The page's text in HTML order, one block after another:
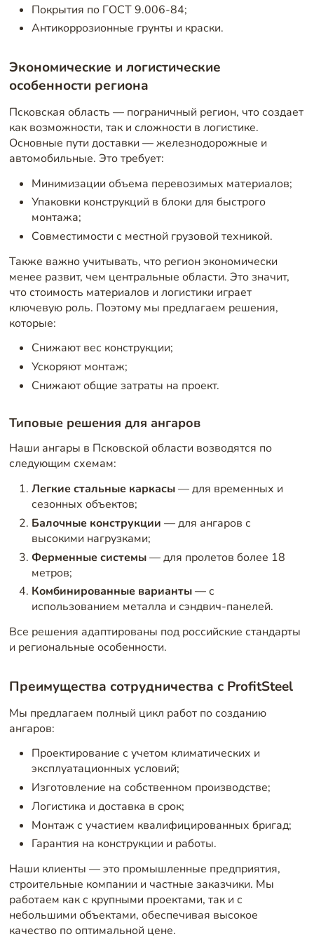
Покрытия по ГОСТ 9.006-84;
Антикоррозионные грунты и краски.
Экономические и логистические
особенности региона
Псковская область — пограничный регион, что создает
как возможности, так и сложности в логистике.
Основные пути доставки — железнодорожные и
автомобильные. Это требует:
Минимизации объема перевозимых материалов;
Упаковки конструкций в блоки для быстрого
монтажа;
Совместимости с местной грузовой техникой.
Также важно учитывать, что регион экономически
менее развит, чем центральные области. Это значит,
что стоимость материалов и логистики играет
ключевую роль. Поэтому мы предлагаем решения,
которые:
Снижают вес конструкции;
Ускоряют монтаж;
Снижают общие затраты на проект.
Типовые решения для ангаров
Наши ангары в Псковской области возводятся по
следующим схемам:
Легкие стальные каркасы— для временных и
сезонных объектов;
Балочные конструкции — для ангаров с
высокими нагрузками;
Ферменные системы— для пролетов более 18
метров;
Комбинированные варианты— с
использованием металла и сэндвич-панелей.
Все решения адаптированы под российские стандарты
и региональные особенности.
Преимущества сотрудничества с ProfitSteel
Мы предлагаем полный цикл работ по созданию
ангаров:
Проектирование с учетом климатических и
эксплуатационных условий;
Изготовление на собственном производстве;
Логистика и доставка в срок;
Монтаж с участием квалифицированных бригад;
Гарантия на конструкции и работы.
Наши клиенты — это промышленные предприятия,
строительные компании и частные заказчики. Мы
работаем как с крупными проектами, так и с
небольшими объектами, обеспечивая высокое
качество по оптимальной цене.